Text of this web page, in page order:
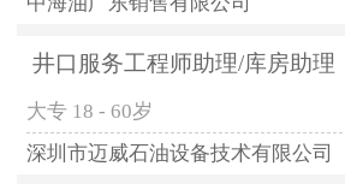
井口服务工程师助理/库房助理
大专 18 - 60岁
深圳市迈威石油设备技术有限公司